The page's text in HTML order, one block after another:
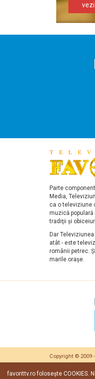
Parte
Media,
ca o televiziune
muzică
tradiţii şi
Dar
atât - este
românii petrec.
marile oraşe.
Copyright © 2009
Termeni si
favorittv.ro foloseşte COOKIES.